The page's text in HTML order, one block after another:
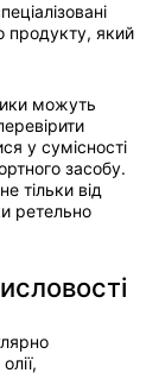
продукту, який
можуть
у сумісності
засобу.
тільки від
ретельно